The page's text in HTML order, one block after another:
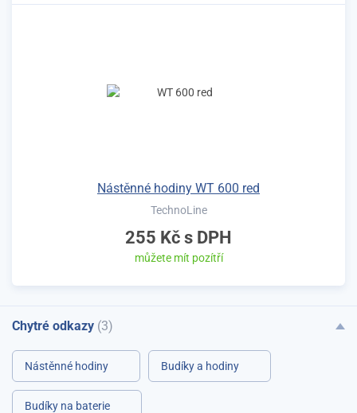
Nástěnné hodiny WT 600 red
TechnoLine
255 Kč s DPH
můžete mít pozítří
Chytré odkazy (3)
Nástěnné hodiny Budíky a hodiny
Budíky na baterie